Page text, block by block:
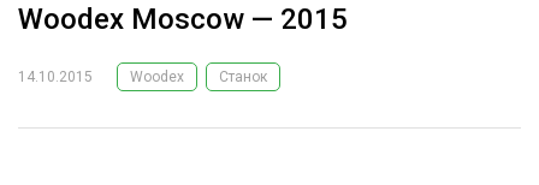
ЛЕСНОЕ ХОЗЯЙСТВО
Woodex Moscow — 2015
14.10.2015 Woodex Станок